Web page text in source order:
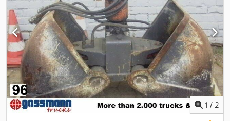
m - 4 700 kg, 4,9 m - 2 260 kg, 6,7 m - 1 600 kg, 8,7 m - 1 220 kg,
l'indication en km correspond aux heures de service, site : Ronny
Schoutteet, Oudenburg/Belgique. LES INFORMATIONS SUR LES
ACCESSOIRES SONT FOURNIES SANS GARANTIE ; SOUS RÉSERVE
DE MODIFICATIONS, DE VENTE INTERMÉDIAIRE ET D'ERREURS !
1 / 2